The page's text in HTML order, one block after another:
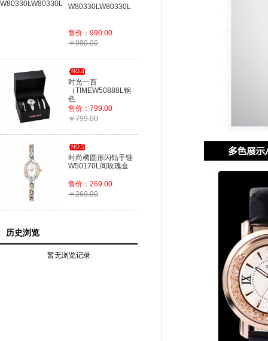
W80330LW80330L
售价：990.00
￥990.00
NO.4
时光一百
（TIMEW50888L钢
色
售价：799.00
￥799.00
NO.5
时尚椭圆形闪钻手链
W50170L间玫瑰金
售价：269.00
￥269.00
历史浏览
暂无浏览记录